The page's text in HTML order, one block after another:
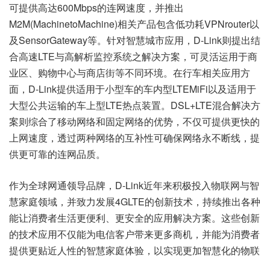
可提供高达600Mbps的连网速度，并推出
M2M(MachinetoMachine)相关产品包含低功耗VPNrouter以
及SensorGateway等。针对智慧城市应用，D-Link则提出结
合高速LTE与高解析监控系统之解决方案，可灵活运用于商
业区、购物中心与商店街等不同环境。在行车相关应用方
面，D-Link提供适用于小型车的车内型LTEMiFi以及适用于
大型公共运输的车上型LTE热点装置。DSL+LTE混合解决方
案则综合了移动网络和固定网络的优势，不仅可提供更快的
上网速度，透过两种网络的互补性可确保网络永不断线，提
供更可靠的连网品质。
作为全球网通领导品牌，D-Link近年来积极投入物联网与智
慧家庭领域，并致力发展4GLTE的创新技术，持续推出各种
能让消费者生活更便利、更安全的应用解决方案。这些创新
的技术应用不仅能为电信客户带来更多商机，并能为消费者
提供更贴近人性的智慧家庭体验，以实现更加智慧化的物联